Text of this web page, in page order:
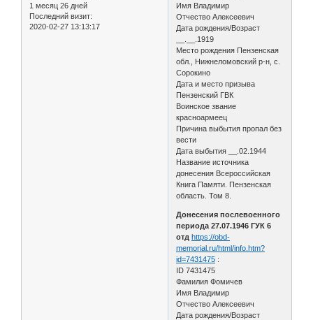
1 месяц 26 дней
Последний визит:
2020-02-27 13:13:17
Имя Владимир
Отчество Алексеевич
Дата рождения/Возраст
__.__.1919
Место рождения Пензенская
обл., Нижнеломовский р-н, с.
Сорокино
Дата и место призыва
Пензенский ГВК
Воинское звание
красноармеец
Причина выбытия пропал без
вести
Дата выбытия __.02.1944
Название источника
донесения Всероссийская
Книга Памяти. Пензенская
область. Том 8.
Донесения послевоенного
периода 27.07.1946 ГУК 6
отд https://obd-
memorial.ru/html/info.htm?
id=7431475 :
ID 7431475
Фамилия Фомичев
Имя Владимир
Отчество Алексеевич
Дата рождения/Возраст